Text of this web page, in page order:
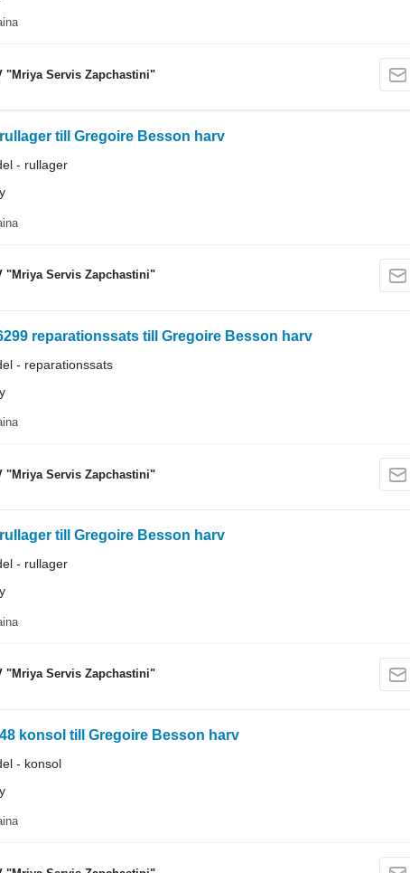
"Mriya Servis Zapchastini"
till Gregoire Besson harv
- rullager
"Mriya Servis Zapchastini"
reparationssats till Gregoire Besson harv
- reparationssats
"Mriya Servis Zapchastini"
till Gregoire Besson harv
- rullager
"Mriya Servis Zapchastini"
konsol till Gregoire Besson harv
- konsol